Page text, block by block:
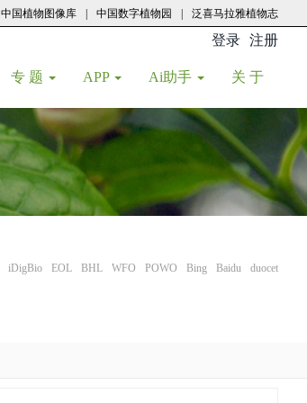
中国植物图像库 中国数字植物园 泛喜马拉雅植物志
登录 注册
专 题 APP Ai助手 关 于
iDigBio EOL BHL WFO POWO Bing Baidu duocet